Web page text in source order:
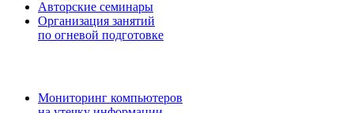
Авторские семинары
Организация занятий
по огневой подготовке
Мониторинг компьютеров